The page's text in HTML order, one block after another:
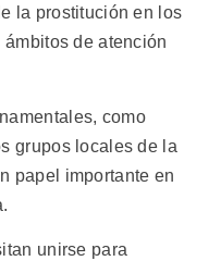
la prostitución en los
de atención
como
grupos locales de la
papel importante en
unirse para